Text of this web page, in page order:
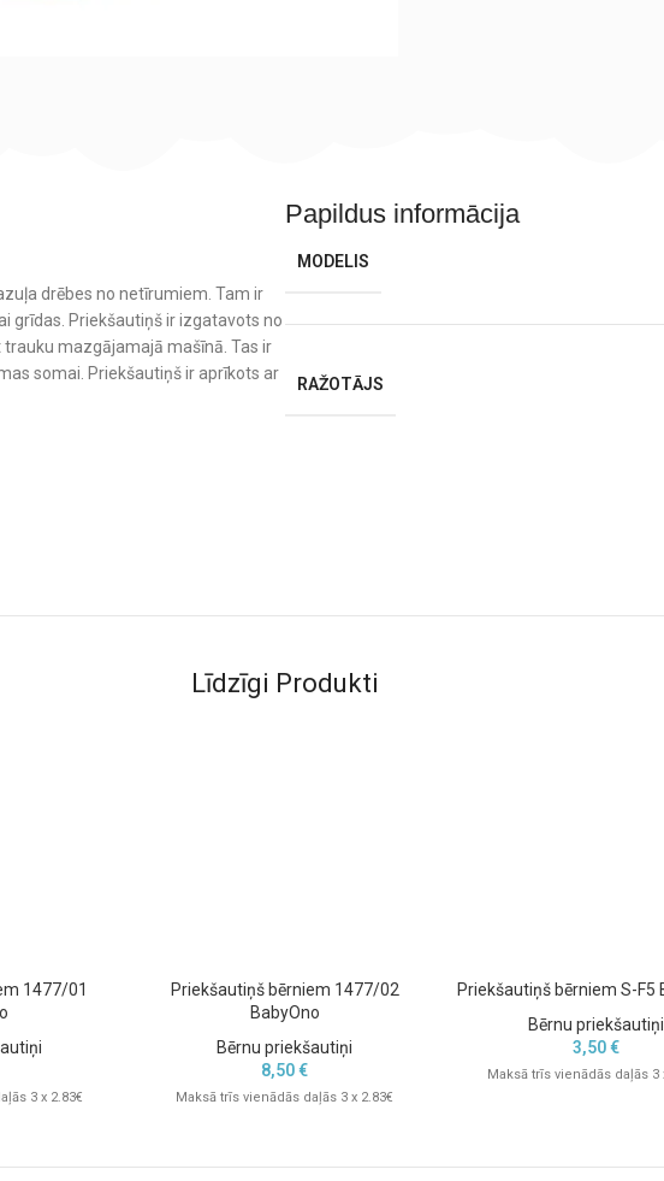
drēbes no netīrumiem. Tam ir
grīdas. Priekšautiņš ir izgatavots no
mazgājamajā mašīnā. Tas ir
somai. Priekšautiņš ir aprīkots ar
Papildus informācija
MODELIS
RAŽOTĀJS
Līdzīgi Produkti
1477/01
3 x 2.83€
Priekšautiņš bērniem 1477/02
BabyOno
Bērnu priekšautiņi
8,50€
Maksā trīs vienādās daļās 3 x 2.83€
Priekšautiņš bērniem S-F5
Bērnu priekšautiņi
3,50€
Maksā trīs vienādās daļās 3